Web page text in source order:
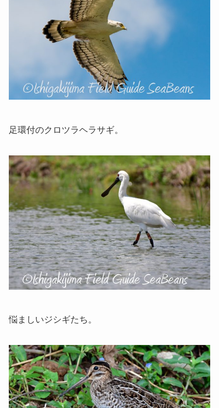
足環付のクロツラヘラサギ。
悩ましいジシギたち。